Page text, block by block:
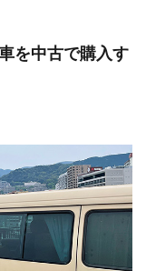
を中古で購入す